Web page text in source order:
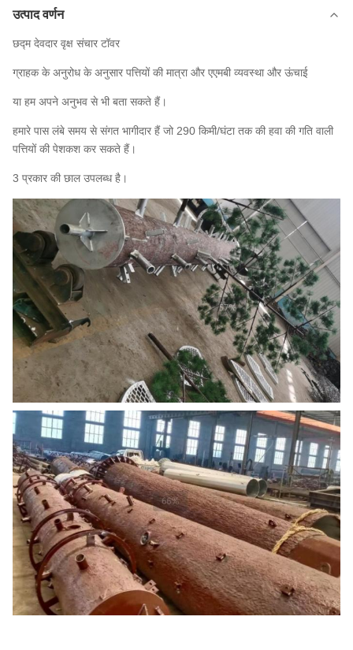
उत्पाद वर्णन
छद्म देवदार वृक्ष संचार टॉवर
ग्राहक के अनुरोध के अनुसार पत्तियों की मात्रा और एएमबी व्यवस्था और ऊंचाई
या हम अपने अनुभव से भी बता सकते हैं।
हमारे पास लंबे समय से संगत भागीदार हैं जो 290 किमी/घंटा तक की हवा की गति वाली
पत्तियों की पेशकश कर सकते हैं।
3 प्रकार की छाल उपलब्ध है।